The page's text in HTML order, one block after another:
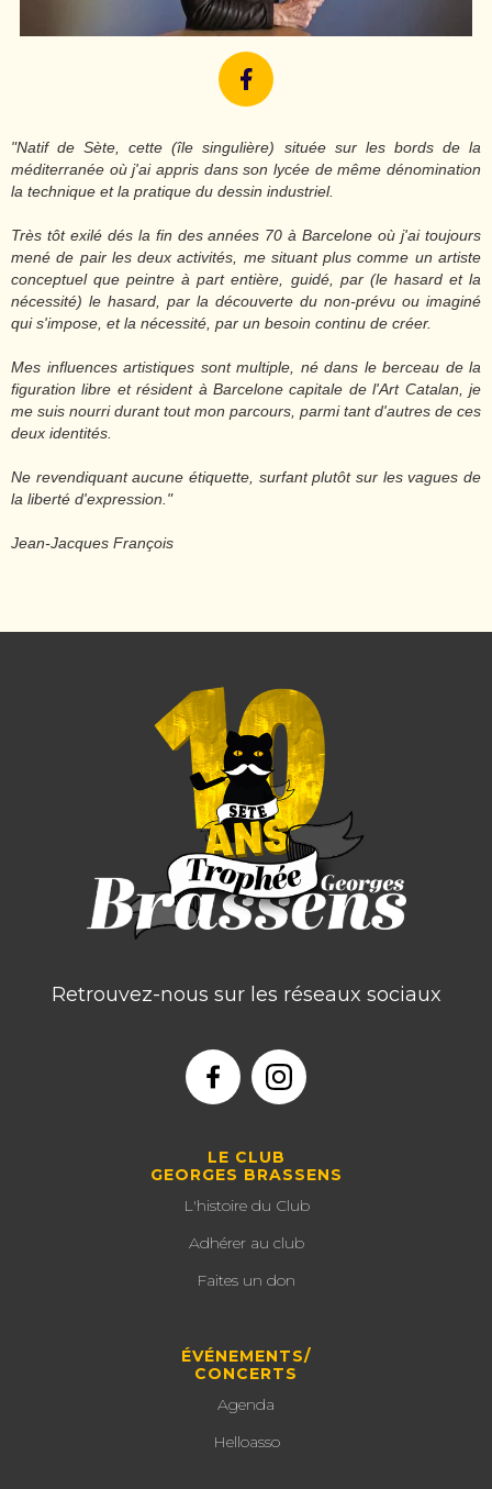
"Natif de Sète, cette (île singulière) située sur les bords de la
méditerranée où j'ai appris dans son lycée de même dénomination
la technique et la pratique du dessin industriel.
Très tôt exilé dés la fin des années 70 à Barcelone où j'ai toujours
mené de pair les deux activités, me situant plus comme un artiste
conceptuel que peintre à part entière, guidé, par (le hasard et la
nécessité) le hasard, par la découverte du non-prévu ou imaginé
qui s'impose, et la nécessité, par un besoin continu de créer.
Mes influences artistiques sont multiple, né dans le berceau de la
figuration libre et résident à Barcelone capitale de l'Art Catalan, je
me suis nourri durant tout mon parcours, parmi tant d'autres de ces
deux identités.
Ne revendiquant aucune étiquette, surfant plutôt sur les vagues de
la liberté d'expression."
Jean-Jacques François
Retrouvez-nous sur les réseaux sociaux
LE CLUB
GEORGES BRASSENS
L'histoire du Club
Adhérer au club
Faites un don
ÉVÉNEMENTS/
CONCERTS
Agenda
Helloasso